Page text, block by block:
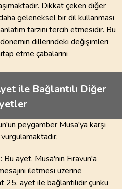
Dikkat çeken diğer
geleneksel bir dil kullanması
tarzını tercih etmesidir. Bu
dönemin dillerindeki değişimleri
etme çabalarını
ile Bağlantılı Diğer
peygamber Musa'ya karşı
: Bu ayet, Musa'nın Firavun'a
iletmesi üzerine
25. ayet ile bağlantılıdır çünkü